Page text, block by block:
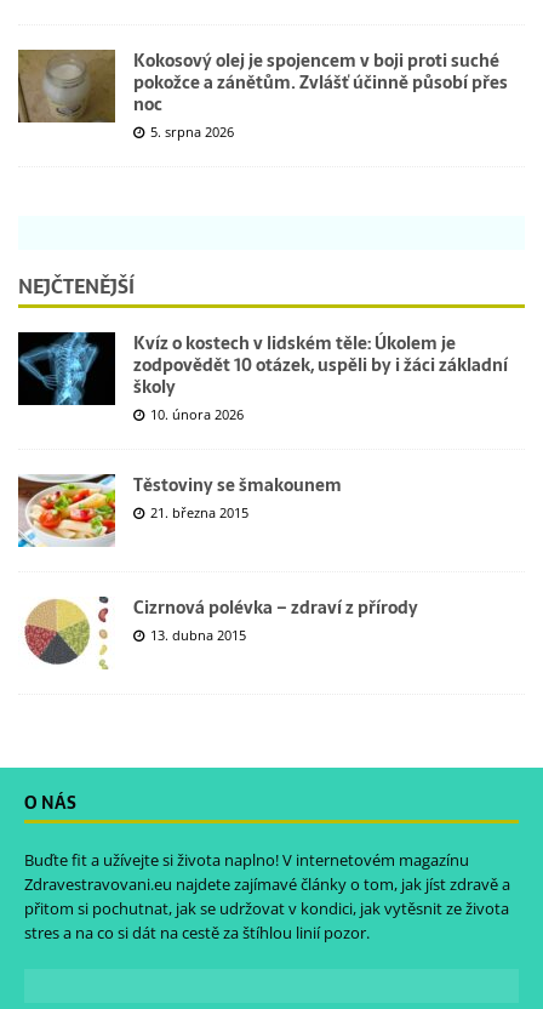
Kokosový olej je spojencem v boji proti suché
pokožce a zánětům. Zvlášť účinně působí přes
noc
5. srpna 2026
NEJČTENĚJŠÍ
Kvíz o kostech v lidském těle: Úkolem je
zodpovědět 10 otázek, uspěli by i žáci základní
školy
10. února 2026
Těstoviny se šmakounem
21. března 2015
Cizrnová polévka – zdraví z přírody
13. dubna 2015
O NÁS
Buďte fit a užívejte si života naplno! V internetovém magazínu
Zdravestravovani.eu najdete zajímavé články o tom, jak jíst zdravě a
přitom si pochutnat, jak se udržovat v kondici, jak vytěsnit ze života
stres a na co si dát na cestě za štíhlou linií pozor.